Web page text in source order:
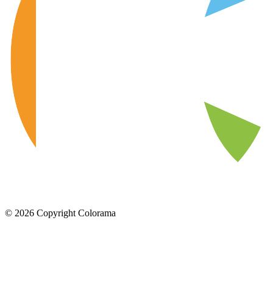
© 2026 Copyright Colorama